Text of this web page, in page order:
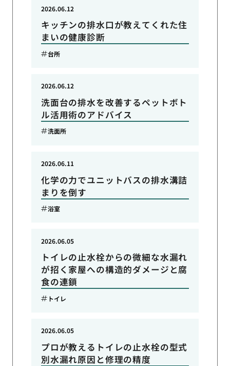
キッチンの排水口が教えてくれた住
まいの健康診断
2026.06.12
台所
洗面台の排水を改善するペットボト
ル活用術のアドバイス
2026.06.12
洗面所
化学の力でユニットバスの排水溝詰
まりを倒す
2026.06.11
浴室
トイレの止水栓からの微細な水漏れ
が招く家屋への構造的ダメージと腐
食の連鎖
2026.06.05
トイレ
プロが教えるトイレの止水栓の型式
別水漏れ原因と修理の精度
2026.06.05